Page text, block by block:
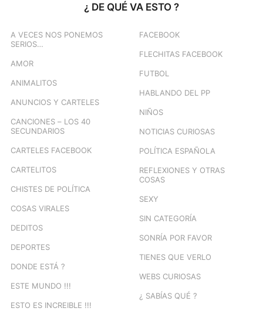
¿ DE QUÉ VA ESTO ?
A VECES NOS PONEMOS
SERIOS…
AMOR
ANIMALITOS
ANUNCIOS Y CARTELES
CANCIONES – LOS 40
SECUNDARIOS
CARTELES FACEBOOK
CARTELITOS
CHISTES DE POLÍTICA
COSAS VIRALES
DEDITOS
DEPORTES
DONDE ESTÁ ?
ESTE MUNDO !!!
ESTO ES INCREIBLE !!!
FACEBOOK
FLECHITAS FACEBOOK
FUTBOL
HABLANDO DEL PP
NIÑOS
NOTICIAS CURIOSAS
POLÍTICA ESPAÑOLA
REFLEXIONES Y OTRAS
COSAS
SEXY
SIN CATEGORÍA
SONRÍA POR FAVOR
TIENES QUE VERLO
WEBS CURIOSAS
¿ SABÍAS QUÉ ?